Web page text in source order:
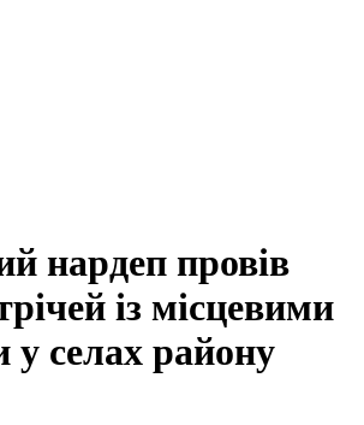
нардеп провів
із місцевими
селах району